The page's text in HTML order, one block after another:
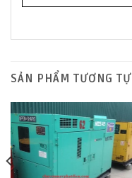
SẢN PHẨM TƯƠNG TỰ